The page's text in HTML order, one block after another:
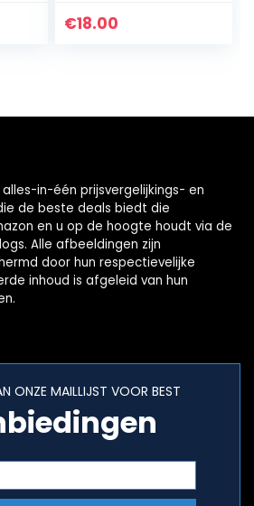
€18.00
in-één prijsvergelijkings- en
de beste deals biedt die
en u op de hoogte houdt via de
Alle afbeeldingen zijn
door hun respectievelijke
inhoud is afgeleid van hun
ONZE MAILLIJST VOOR BEST